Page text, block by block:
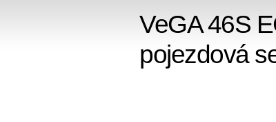
VeGA 46S
pojezdová